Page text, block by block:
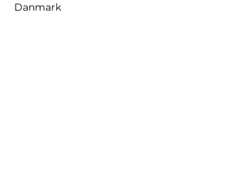
Danmark